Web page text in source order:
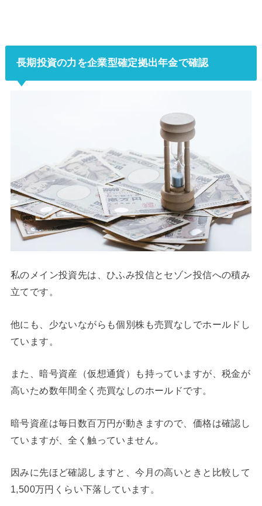
長期投資の力を企業型確定拠出年金で確認
私のメイン投資先は、ひふみ投信とセゾン投信への積み
立てです。
他にも、少ないながらも個別株も売買なしでホールドし
ています。
また、暗号資産（仮想通貨）も持っていますが、税金が
高いため数年間全く売買なしのホールドです。
暗号資産は毎日数百万円が動きますので、価格は確認し
ていますが、全く触っていません。
因みに先ほど確認しますと、今月の高いときと比較して
1,500万円くらい下落しています。